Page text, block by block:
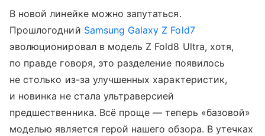
В новой линейке можно запутаться.
Прошлогодний Samsung Galaxy Z Fold7
эволюционировал в модель Z Fold8 Ultra, хотя,
по правде говоря, это разделение появилось
не столько из-за улучшенных характеристик,
и новинка не стала ультраверсией
предшественника. Всё проще — теперь «базовой»
моделью является герой нашего обзора. В утечках